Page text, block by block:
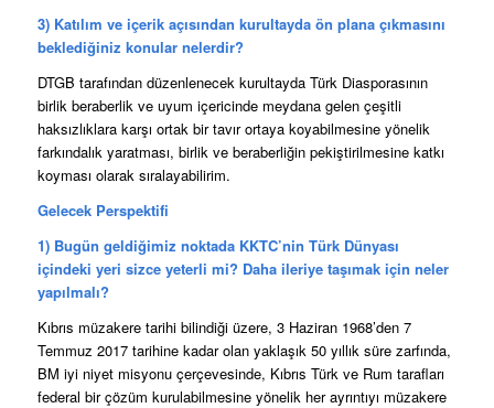
3) Katılım ve içerik açısından kurultayda ön plana çıkmasını
beklediğiniz konular nelerdir?
DTGB tarafından düzenlenecek kurultayda Türk Diasporasının
birlik beraberlik ve uyum içericinde meydana gelen çeşitli
haksızlıklara karşı ortak bir tavır ortaya koyabilmesine yönelik
farkındalık yaratması, birlik ve beraberliğin pekiştirilmesine katkı
koyması olarak sıralayabilirim.
Gelecek Perspektifi
1) Bugün geldiğimiz noktada KKTC’nin Türk Dünyası
içindeki yeri sizce yeterli mi? Daha ileriye taşımak için neler
yapılmalı?
Kıbrıs müzakere tarihi bilindiği üzere, 3 Haziran 1968’den 7
Temmuz 2017 tarihine kadar olan yaklaşık 50 yıllık süre zarfında,
BM iyi niyet misyonu çerçevesinde, Kıbrıs Türk ve Rum tarafları
federal bir çözüm kurulabilmesine yönelik her ayrıntıyı müzakere